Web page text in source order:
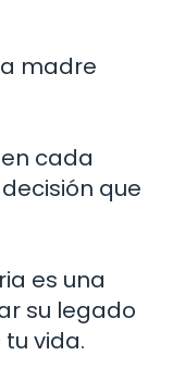
madre
cada
que
es una
su legado
vida.